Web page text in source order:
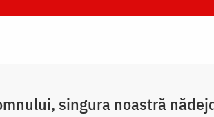
singura noastră